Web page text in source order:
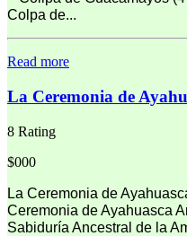
Colpa de...
Read more
La Ceremonia de
8 Rating
$000
La Ceremonia de
Ceremonia de Ayahuasca
Sabiduría Ancestral de la